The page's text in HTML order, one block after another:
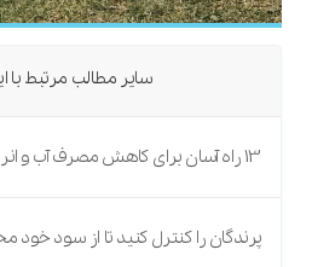
سایر مطالب مرتبط
13 راه آسان برای کاهش مصرف آب و انرژی در گاوداری ها
پرندگان را کنترل کنید تا از سود خود